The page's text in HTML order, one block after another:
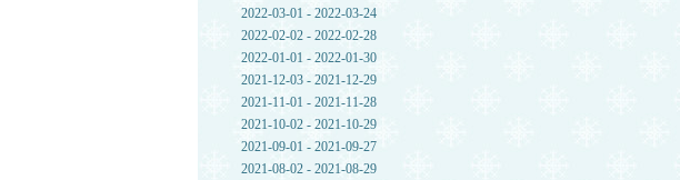
2022-03-01 - 2022-03-24
2022-02-02 - 2022-02-28
2022-01-01 - 2022-01-30
2021-12-03 - 2021-12-29
2021-11-01 - 2021-11-28
2021-10-02 - 2021-10-29
2021-09-01 - 2021-09-27
2021-08-02 - 2021-08-29